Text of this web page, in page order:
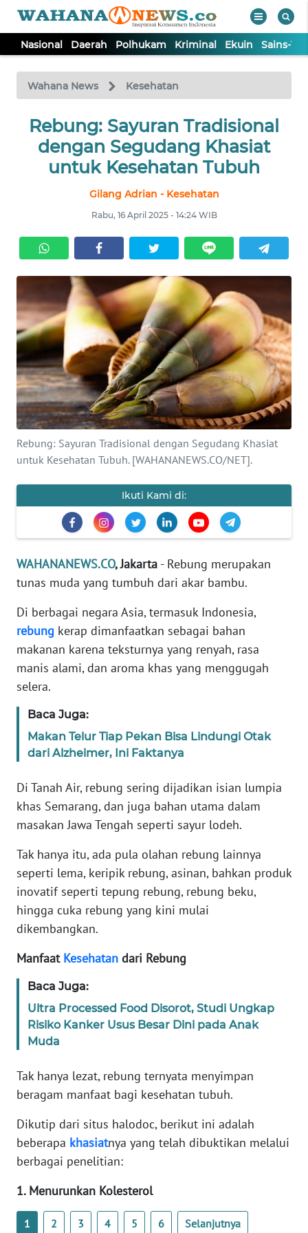
Nasional Daerah Polhukam Kriminal Ekuin Sains-
Wahana News Kesehatan
Rebung: Sayuran Tradisional
dengan Segudang Khasiat
untuk Kesehatan Tubuh
Gilang Adrian - Kesehatan
Rabu, 16 April 2025 - 14:24 WIB
Rebung: Sayuran Tradisional dengan Segudang Khasiat
untuk Kesehatan Tubuh. [WAHANANEWS.CO/NET].
Ikuti Kami di:
WAHANANEWS.CO, Jakarta - Rebung merupakan
tunas muda yang tumbuh dari akar bambu.
Di berbagai negara Asia, termasuk Indonesia,
rebung kerap dimanfaatkan sebagai bahan
makanan karena teksturnya yang renyah, rasa
manis alami, dan aroma khas yang menggugah
selera.
Baca Juga:
Makan Telur Tiap Pekan Bisa Lindungi Otak
dari Alzheimer, Ini Faktanya
Di Tanah Air, rebung sering dijadikan isian lumpia
khas Semarang, dan juga bahan utama dalam
masakan Jawa Tengah seperti sayur lodeh.
Tak hanya itu, ada pula olahan rebung lainnya
seperti lema, keripik rebung, asinan, bahkan produk
inovatif seperti tepung rebung, rebung beku,
hingga cuka rebung yang kini mulai
dikembangkan.
Manfaat Kesehatan dari Rebung
Baca Juga:
Ultra Processed Food Disorot, Studi Ungkap
Risiko Kanker Usus Besar Dini pada Anak
Muda
Tak hanya lezat, rebung ternyata menyimpan
beragam manfaat bagi kesehatan tubuh.
Dikutip dari situs halodoc, berikut ini adalah
beberapa khasiatnya yang telah dibuktikan melalui
berbagai penelitian:
1. Menurunkan Kolesterol
1 2 3 4 5 6 Selanjutnya
TV
Tutup
NASIONAL
DAERAH
KRIMINAL
EKUIN
SAINS-TEKNO
KESEHATAN
INTERNASIONAL
SERBA-SERBI
OLAHRAGA
EDITORIAL
INDEKS
BERITA
KAMI
INFO
TENTANG
PEDOMAN
MEDIA
SIBER
REDAKSI
KARIR
DISCLAIMER
Wahana
WN
SUMUT
WN
JAKARTA
WN